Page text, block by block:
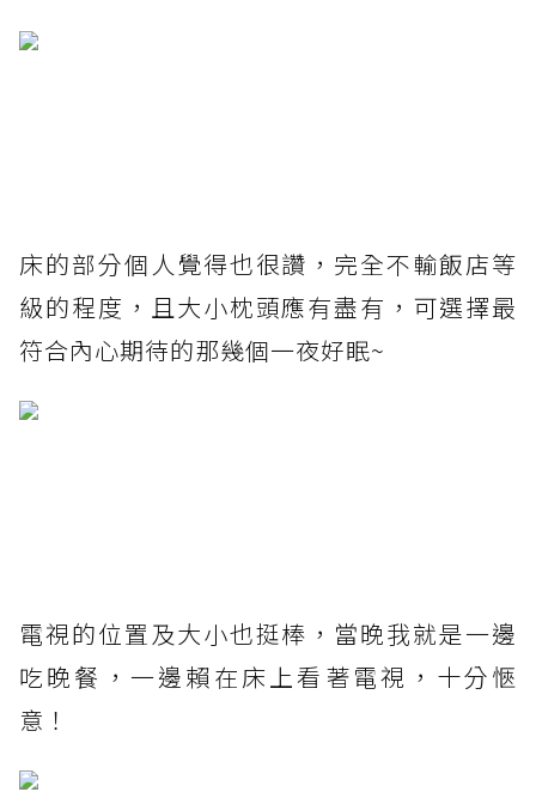
床的部分個人覺得也很讚，完全不輸飯店等
級的程度，且大小枕頭應有盡有，可選擇最
符合內心期待的那幾個一夜好眠~
電視的位置及大小也挺棒，當晚我就是一邊
吃晚餐，一邊賴在床上看著電視，十分愜
意！